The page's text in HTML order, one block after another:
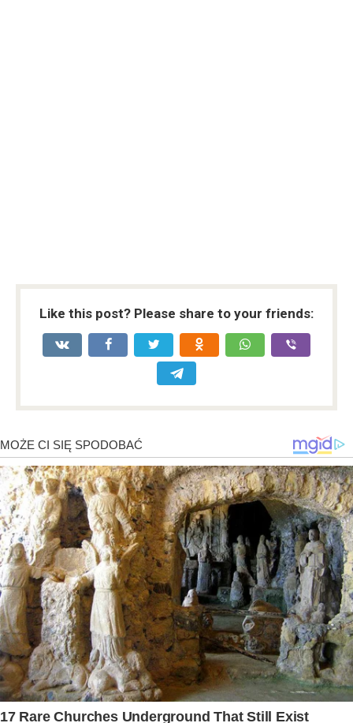
Like this post? Please share to your friends: